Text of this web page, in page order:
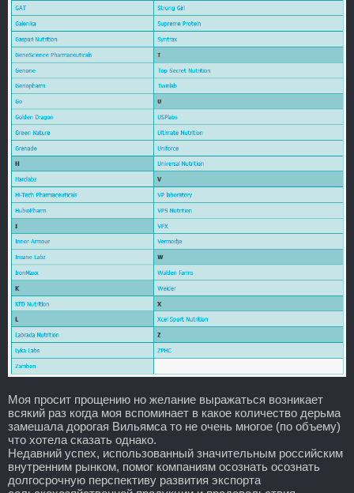
Моя просит прощению но желание выражаться возникает
всякий раз когда моя вспоминает в какое количество дерьма
замешала дорогая Вильямса то не очень многое (по объему)
что хотела сказать однако.
Недавний успех, использованный значительным российским
внутренним рынком, помог компаниям осознать осознать
долгосрочную перспективу развития экспорта